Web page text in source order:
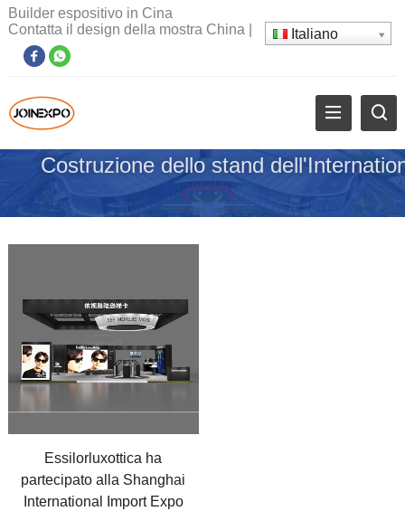
Builder espositivo in Cina
Contatta il design della mostra China
Italiano
Costruzione dello stand
Essilorluxottica ha
partecipato alla Shanghai
International Import Expo